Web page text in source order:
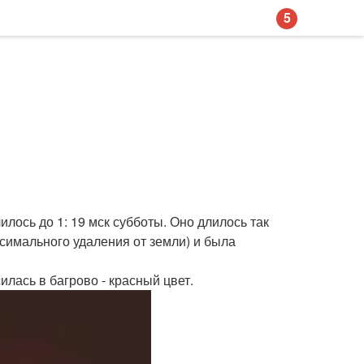
до 1: 19 мск субботы. Оно длилось так
удаления от земли) и была
в багрово - красный цвет.
5